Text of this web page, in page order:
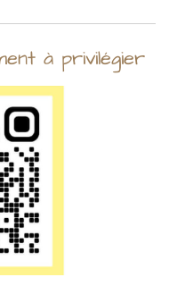
à privilégier